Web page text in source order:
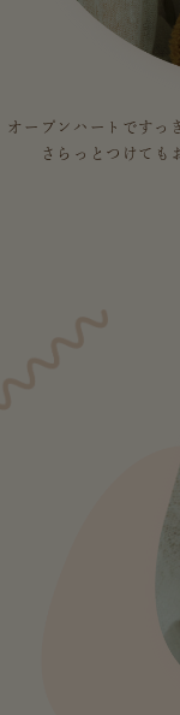
オープンハートですっ
さらっとつけても